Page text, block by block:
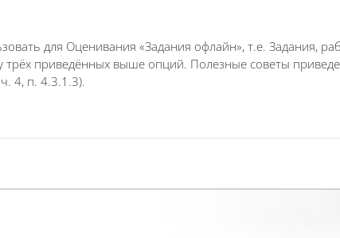
для Оценивания «Задания офлайн», т.е. Задания,
трёх приведённых выше опций. Полезные советы
4, п. 4.3.1.3).